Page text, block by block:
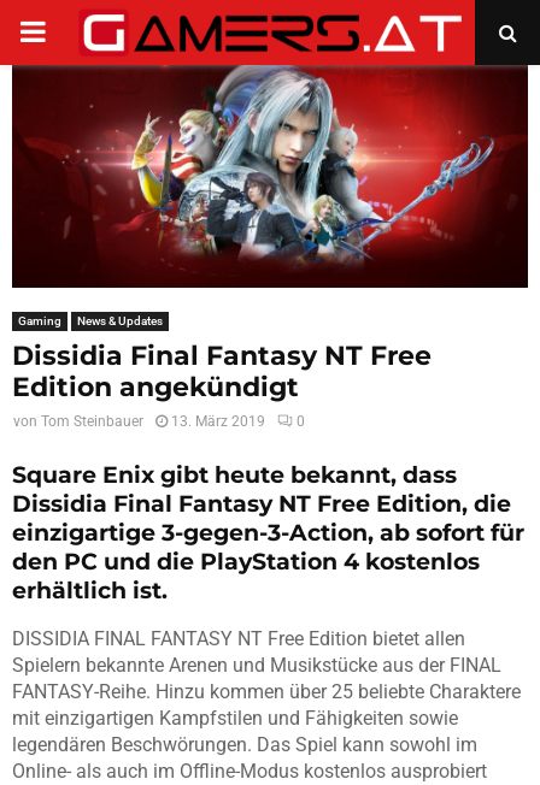
PRIMARY
MENU
Gaming News & Updates
Dissidia Final Fantasy NT Free
Edition angekündigt
von Tom Steinbauer 13. März 2019 0
Square Enix gibt heute bekannt, dass
Dissidia Final Fantasy NT Free Edition, die
einzigartige 3-gegen-3-Action, ab sofort für
den PC und die PlayStation 4 kostenlos
erhältlich ist.
DISSIDIA FINAL FANTASY NT Free Edition bietet allen
Spielern bekannte Arenen und Musikstücke aus der FINAL
FANTASY-Reihe. Hinzu kommen über 25 beliebte Charaktere
mit einzigartigen Kampfstilen und Fähigkeiten sowie
legendären Beschwörungen. Das Spiel kann sowohl im
Online- als auch im Offline-Modus kostenlos ausprobiert